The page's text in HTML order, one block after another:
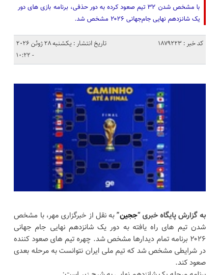
با مشخص شدن ۳۲ تیم صعود کرده به دور حذفی، برنامه بازی های دور
یک شانزدهم نهایی جام‌جهانی ۲۰۲۶ مشخص شد.
کد خبر : 1879223
تاریخ انتشار : یکشنبه 28 ژوئن 2026
- 10:22
به گزارش پایگاه خبری “ججین”به نقل از خبرگزاری مهر، با مشخص
شدن تیم های راه یافته به دور یک شانزدهم نهایی جام جهانی
۲۰۲۶ برنامه تمام دیدارها مشخص شد. چهره تیم های صعود کننده
در شرایطی مشخص شد که تیم ملی ایران نتوانست به مرحله بعدی
صعود کند.